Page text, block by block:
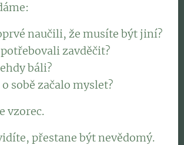
naučili, že musíte být jiní?
zavděčit?
báli?
sobě začalo myslet?
vzorec.
přestane být nevědomý.